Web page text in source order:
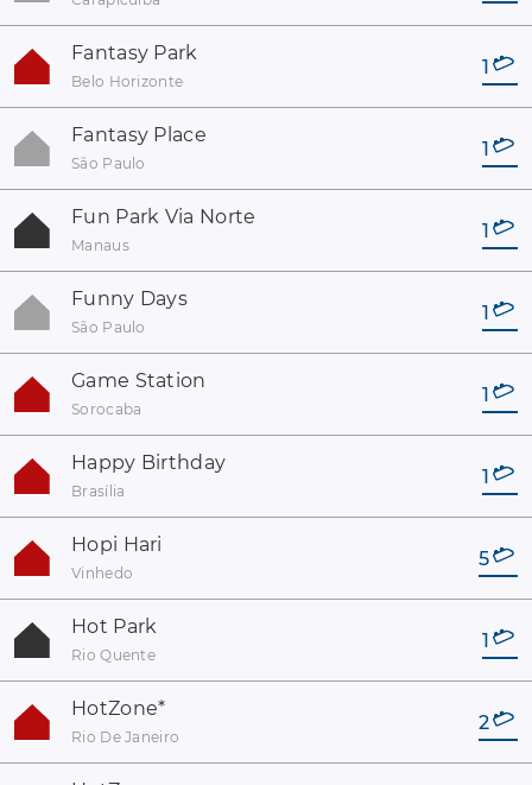
Fantasy Park
Belo Horizonte
1
Fantasy Place
São Paulo
1
Fun Park Via Norte
Manaus
1
Funny Days
São Paulo
1
Game Station
Sorocaba
1
Happy Birthday
Brasília
1
Hopi Hari
Vinhedo
5
Hot Park
Rio Quente
1
HotZone*
Rio De Janeiro
2